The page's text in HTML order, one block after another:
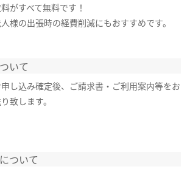
がすべて無料です！
様の出張時の経費削減にもおすすめです。
いて
し込み確定後、ご請求書・ご利用案内等をお
致します。
ついて